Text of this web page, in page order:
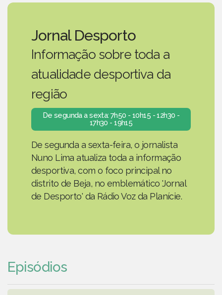
Jornal Desporto
Informação sobre toda a
atualidade desportiva da
região
De segunda a sexta: 7h50 - 10h15 - 12h30 -
17h30 - 19h15
De segunda a sexta-feira, o jornalista
Nuno Lima atualiza toda a informação
desportiva, com o foco principal no
distrito de Beja, no emblemático 'Jornal
de Desporto' da Rádio Voz da Planície.
Episódios